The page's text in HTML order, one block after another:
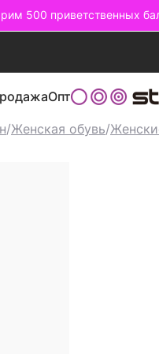
500 приветственных
Опт
/Женская обувь/